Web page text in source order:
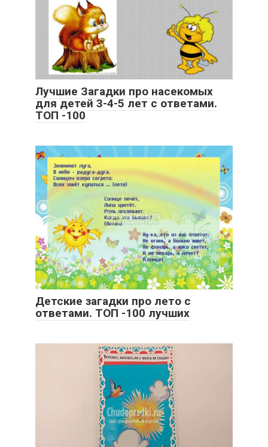
Лучшие Загадки про насекомых
для детей 3-4-5 лет с ответами.
ТОП -100
Детские загадки про лето с
ответами. ТОП -100 лучших